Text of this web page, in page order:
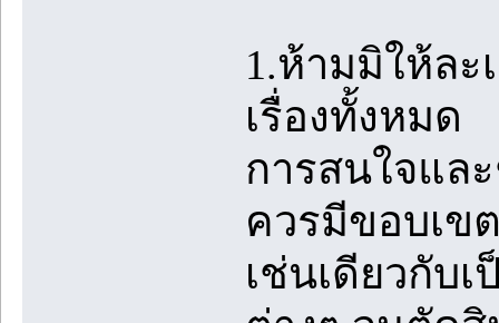
1.ห้ามมิให้ล
เรื่องทั้งหมด
การสนใจแล
ควรมีขอบเข
เช่นเดียวกับ